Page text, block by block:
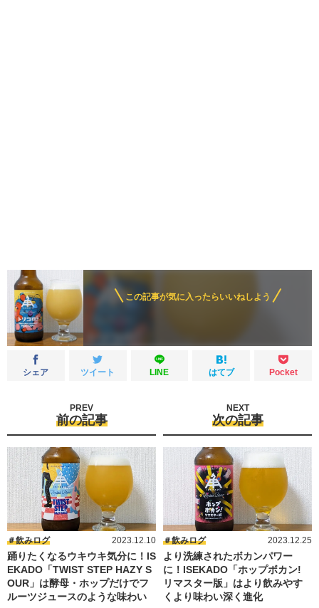
この記事が気に入ったらいいねしよう
シェア ツイート LINE はてブ Pocket
前の記事
PREV
飲みログ 2023.12.10
踊りたくなるウキウキ気分に！IS
EKADO「TWIST STEP HAZY S
OUR」は酵母・ホップだけでフ
ルーツジュースのような味わい
次の記事
NEXT
飲みログ 2023.12.25
より洗練されたボカンパワー
に！ISEKADO「ホップボカン!
リマスター版」はより飲みやす
くより味わい深く進化